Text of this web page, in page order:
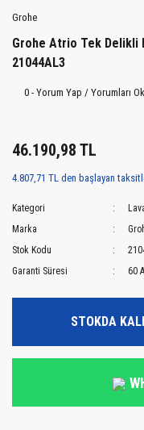
Grohe
Grohe Atrio Tek Delikli
21044AL3
0 - Yorum Yap / Yorumları
46.190,98 TL
4.807,71 TL den başlayan
Kategori
Marka
Stok Kodu
Garanti Süresi
60
STOKDA